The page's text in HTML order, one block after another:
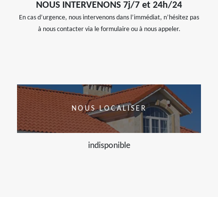
NOUS INTERVENONS 7j/7 et 24h/24
En cas d’urgence, nous intervenons dans l’immédiat, n’hésitez pas
à nous contacter via le formulaire ou à nous appeler.
NOUS LOCALISER
indisponible